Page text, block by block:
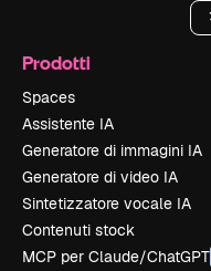
Prodotti
Spaces
Assistente IA
Generatore di immagini IA
Generatore di video IA
Sintetizzatore vocale IA
Contenuti stock
MCP per Claude/ChatGPT